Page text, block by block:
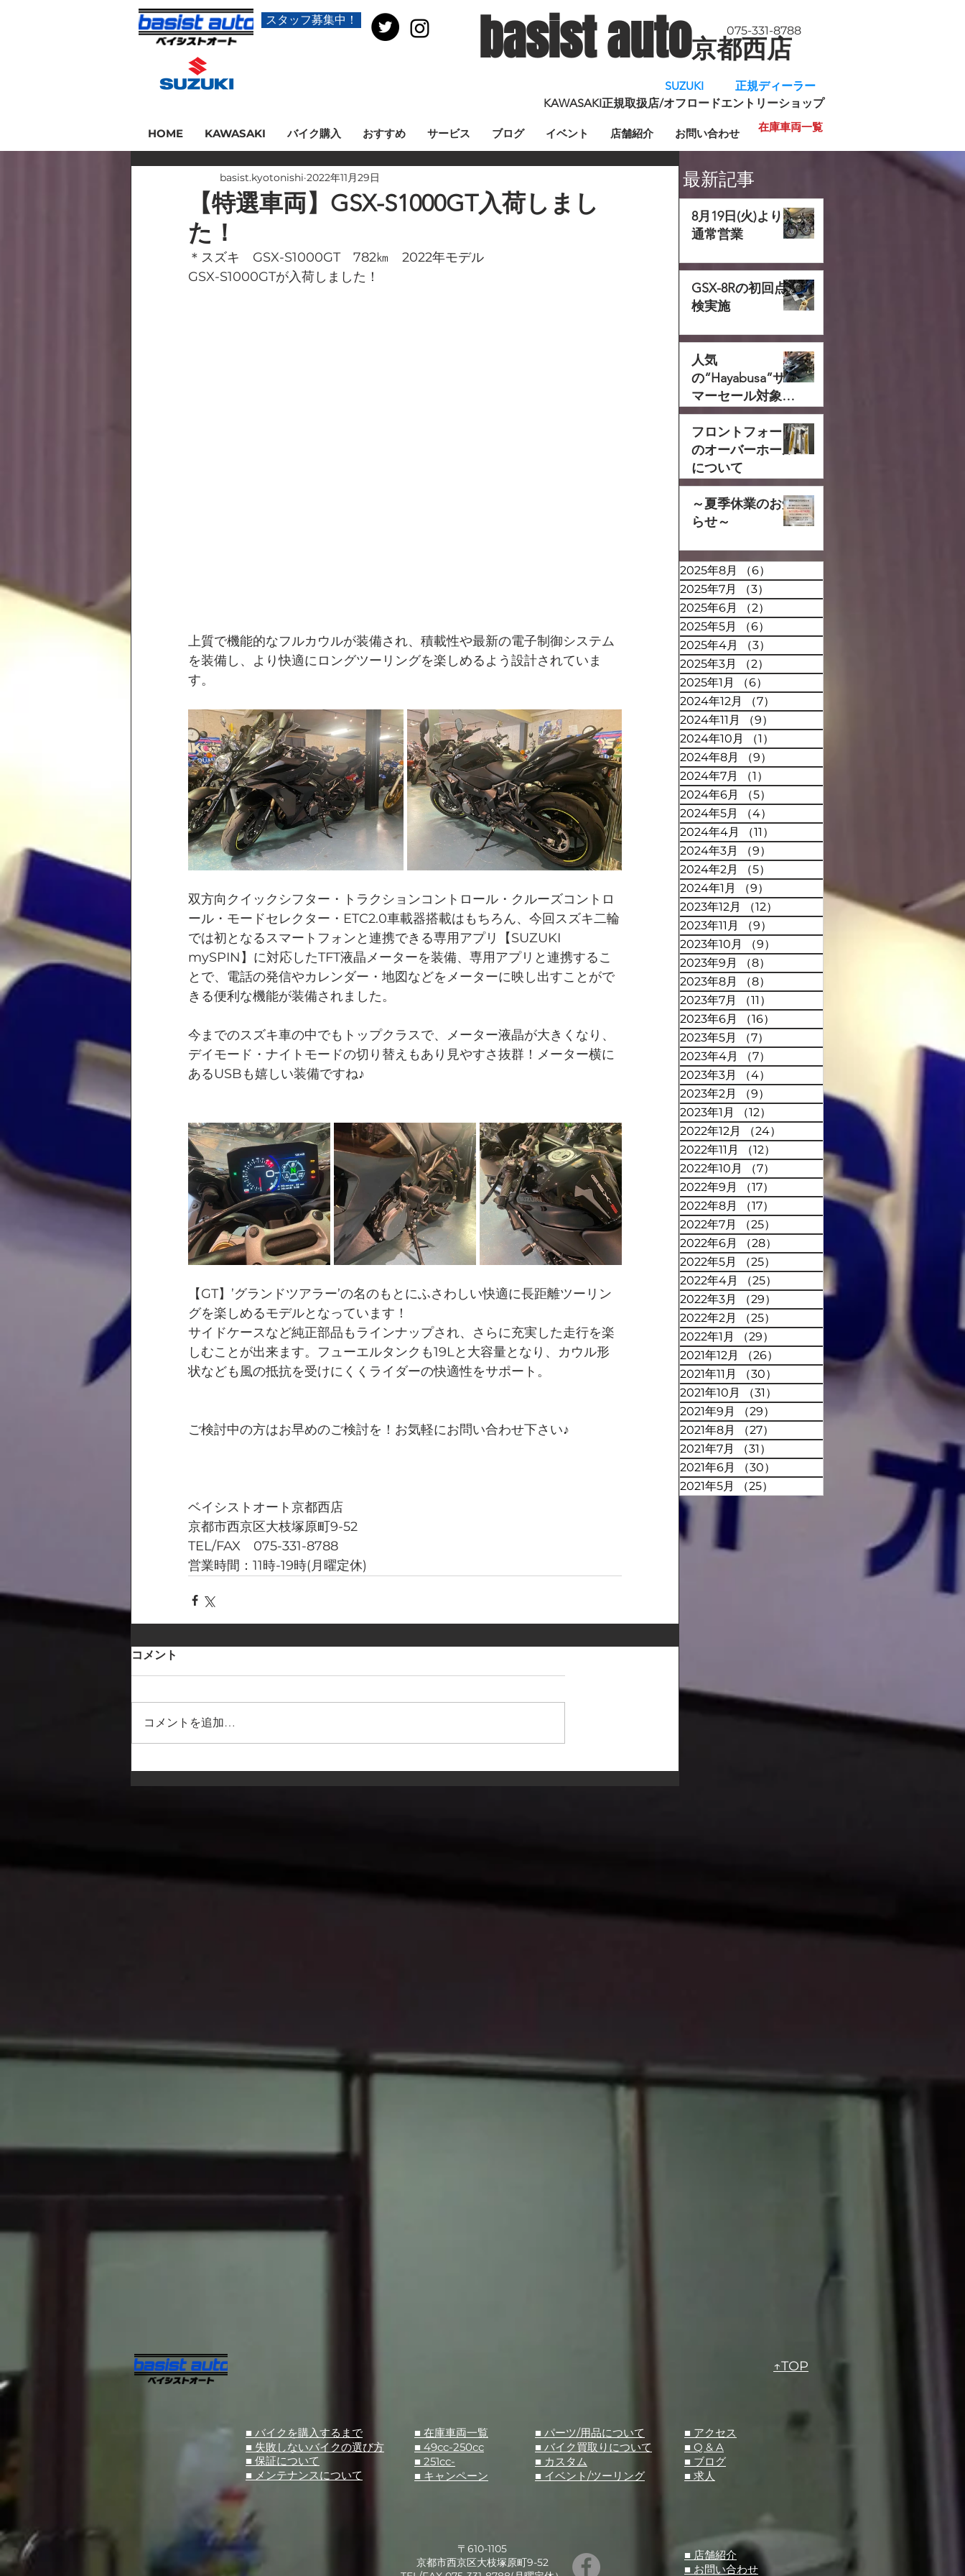
スタッフ募集中！ basist auto京都西店
075-331-8788
SUZUKI 正規ディーラー
KAWASAKI正規取扱店/オフロードエントリーショップ
HOME KAWASAKI バイク購入 おすすめ サービス ブログ イベント 店舗紹介 お問い合わせ 在庫車両一覧
最新記事
8月19日(火)より
通常営業
GSX-8Rの初回点
検実施
人気
の“Hayabusa”サ
マーセール対象で
す‼
フロントフォーク
のオーバーホール
について
～夏季休業のお知
らせ～
2025年8月 （6）
2025年7月
（3）
2025年6月
（2）
2025年5月
（6）
2025年4月
（3）
2025年3月
（2）
2025年1月
（6）
2024年12月
（7）
2024年11月
（9）
2024年10月
（1）
2024年8月
（9）
2024年7月
（1）
2024年6月
（5）
2024年5月
（4）
2024年4月
（11）
2024年3月
（9）
2024年2月
（5）
2024年1月
（9）
2023年12月
（12）
2023年11月
（9）
2023年10月
（9）
2023年9月
（8）
2023年8月
（8）
2023年7月
（11）
2023年6月
（16）
2023年5月
（7）
2023年4月
（7）
2023年3月
（4）
2023年2月
（9）
2023年1月
（12）
2022年12月
（24）
2022年11月
（12）
12件の記事
2022年10月
（7）
7件の記事
2022年9月
（17）
17件の記事
2022年8月
（17）
17件の記事
2022年7月
（25）
2022年6月
（28）
2022年5月
（25）
25件の記事
2022年4月
（25）
25件の記事
2022年3月
（29）
29件の記事
2022年2月
（25）
2022年1月
（29）
2021年12月
（26）
26件の記事
2021年11月
（30）
30件の記事
2021年10月
（31）
2021年9月
（29）
2021年8月
（27）
2021年7月
（31）
2021年6月
（30）
2021年5月
（25）
【特選車両】GSX-S1000GT入荷しまし
た！
basist.kyotonishi 2022年11月29日
＊スズキ　GSX-S1000GT　782㎞　2022年モデル
GSX-S1000GTが入荷しました！
上質で機能的なフルカウルが装備され、積載性や最新の電子制御システム
を装備し、より快適にロングツーリングを楽しめるよう設計されていま
す。
双方向クイックシフター・トラクションコントロール・クルーズコントロ
ール・モードセレクター・ETC2.0車載器搭載はもちろん、今回スズキ二輪
では初となるスマートフォンと連携できる専用アプリ【SUZUKI
mySPIN】に対応したTFT液晶メーターを装備、専用アプリと連携するこ
とで、電話の発信やカレンダー・地図などをメーターに映し出すことがで
きる便利な機能が装備されました。
今までのスズキ車の中でもトップクラスで、メーター液晶が大きくなり、
デイモード・ナイトモードの切り替えもあり見やすさ抜群！メーター横に
あるUSBも嬉しい装備ですね♪
【GT】’グランドツアラー’の名のもとにふさわしい快適に長距離ツーリン
グを楽しめるモデルとなっています！
サイドケースなど純正部品もラインナップされ、さらに充実した走行を楽
しむことが出来ます。フューエルタンクも19Lと大容量となり、カウル形
状なども風の抵抗を受けにくくライダーの快適性をサポート。
ご検討中の方はお早めのご検討を！お気軽にお問い合わせ下さい♪
ベイシストオート京都西店
京都市西京区大枝塚原町9-52
TEL/FAX　075-331-8788
営業時間：11時-19時(月曜定休)
コメント
コメントを追加…
■ バイクを購入するまで
■ 失敗しないバイクの選び方
■ 保証について
■ メンテナンスについて
■ 在庫車両一覧
■ 49cc-250cc
■ 251cc-
■ キャンペーン
■ パーツ/用品について
​■ バイク買取りについて
​■ カスタム
​■ イベント/ツーリング
〒610-1105
京都市西京区大枝塚原町9-52
↑TOP
​■ アクセス
■ Q & A
​■ ブログ
​■ 求人
​■ 店舗紹介
■ お問い合わせ